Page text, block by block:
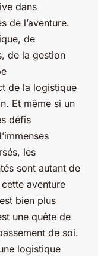
dans
de l’aventure.
de
de la gestion
de la logistique
Et même si un
défis
les
sont autant de
aventure
bien plus
une quête de
de soi.
logistique